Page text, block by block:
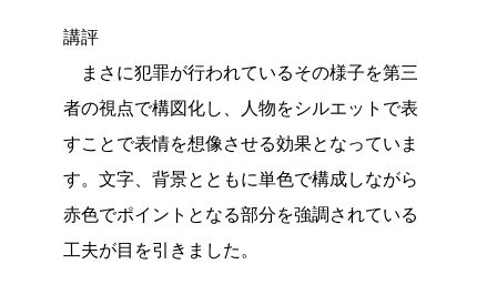
講評
まさに犯罪が行われているその様子を第三
者の視点で構図化し、人物をシルエットで表
すことで表情を想像させる効果となっていま
す。文字、背景とともに単色で構成しながら
赤色でポイントとなる部分を強調されている
工夫が目を引きました。